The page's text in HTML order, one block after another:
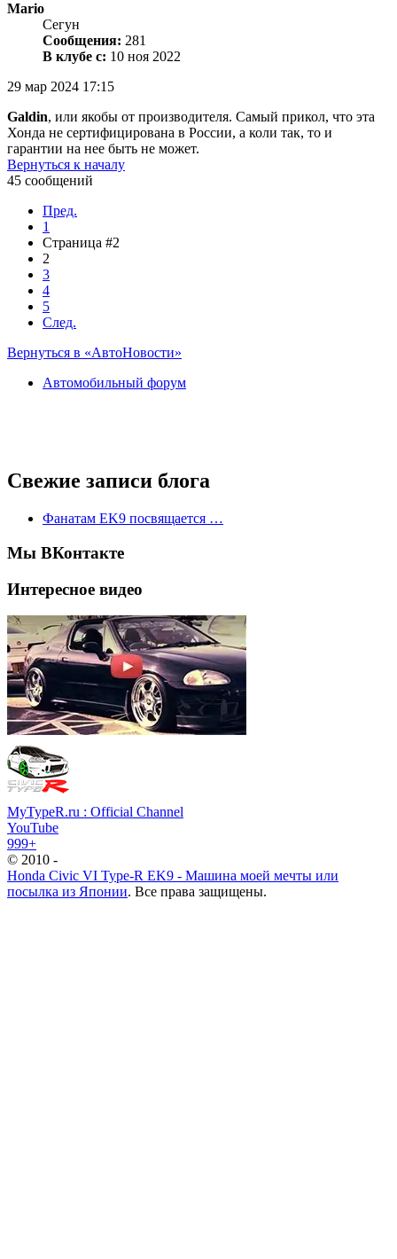
Mario
Сегун
Сообщения: 281
В клубе с: 10 ноя 2022
29 мар 2024 17:15
Galdin, или якобы от производителя. Самый прикол, что эта
Хонда не сертифицирована в России, а коли так, то и
гарантии на нее быть не может.
Вернуться к началу
45 сообщений
Пред.
1
Страница #2
2
3
4
5
След.
Вернуться в «АвтоНовости»
Автомобильный форум
Свежие записи блога
Фанатам EK9 посвящается …
Мы ВКонтакте
Интересное видео
MyTypeR.ru : Official Channel
YouTube
999+
© 2010 -
Honda Civic VI Type-R EK9 - Машина моей мечты или
посылка из Японии. Все права защищены.